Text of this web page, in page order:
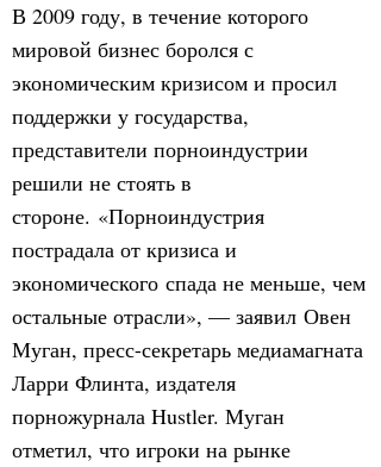
В 2009 году, в течение которого
мировой бизнес боролся с
экономическим кризисом и просил
поддержки у государства,
представители порноиндустрии
решили не стоять в
стороне. «Порноиндустрия
пострадала от кризиса и
экономического спада не меньше, чем
остальные отрасли», — заявил Овен
Муган, пресс-секретарь медиамагната
Ларри Флинта, издателя
порножурнала Hustler. Муган
отметил, что игроки на рынке